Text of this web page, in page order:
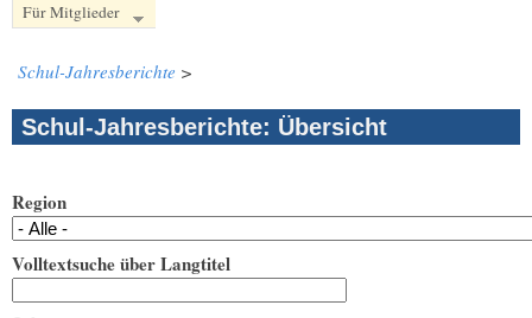
Für Mitglieder
Schul-Jahresberichte >
Schul-Jahresberichte: Übersicht
Region
Volltextsuche über Langtitel